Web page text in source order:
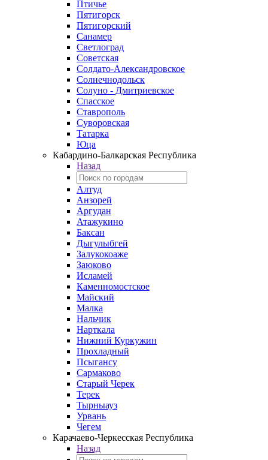
Птичье
Пятигорск
Пятигорский
Санамер
Светлоград
Советская
Солдато-Александровское
Солнечнодольск
Солуно - Дмитриевское
Спасское
Ставрополь
Суворовская
Татарка
Юца
Кабардино‑Балкарская Республика
Назад
Алтуд
Анзорей
Аргудан
Атажукино
Баксан
Дыгулыбгей
Залукокоаже
Заюково
Исламей
Каменномостское
Майский
Малка
Нальчик
Нарткала
Нижний Куркужин
Прохладный
Псыгансу
Сармаково
Старый Черек
Терек
Тырныауз
Урвань
Чегем
Карачаево-Черкесская Республика
Назад